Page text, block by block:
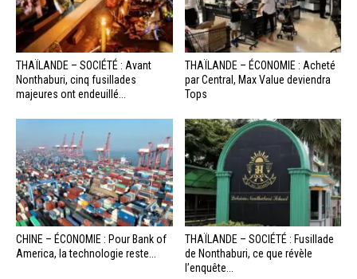
THAÏLANDE – SOCIÉTÉ : Avant
Nonthaburi, cinq fusillades
majeures ont endeuillé...
THAÏLANDE – ÉCONOMIE : Acheté
par Central, Max Value deviendra
Tops
CHINE – ÉCONOMIE : Pour Bank of
America, la technologie reste...
THAÏLANDE – SOCIÉTÉ : Fusillade
de Nonthaburi, ce que révèle
l’enquête...